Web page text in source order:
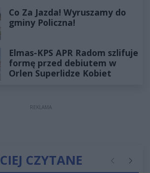
Co Za Jazda! Wyruszamy do
gminy Policzna!
Elmas-KPS APR Radom szlifuje
formę przed debiutem w
Orlen Superlidze Kobiet
REKLAMA
CZYTANE Poprzednie